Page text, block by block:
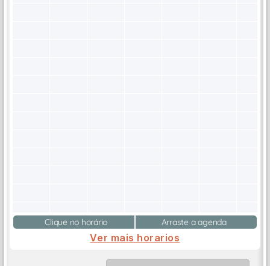
Clique no horário Arraste a agenda
Ver mais horarios